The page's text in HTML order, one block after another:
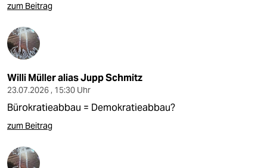
zum Beitrag
Willi Müller alias Jupp Schmitz
23.07.2026 , 15:30 Uhr
Bürokratieabbau = Demokratieabbau?
zum Beitrag